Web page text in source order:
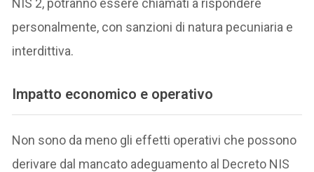
NIS 2, potranno essere chiamati a rispondere
personalmente, con sanzioni di natura pecuniaria e
interdittiva.
Impatto economico e operativo
Non sono da meno gli effetti operativi che possono
derivare dal mancato adeguamento al Decreto NIS